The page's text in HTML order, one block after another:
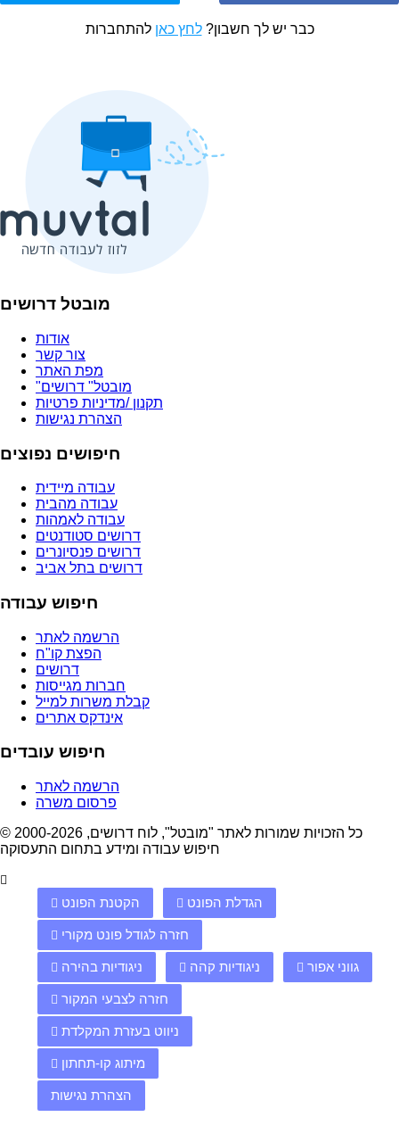
כבר יש לך חשבון?לחץ כאן להתחברות
מובטל דרושים
אודות
צור קשר
מפת האתר
"מובטל" דרושים
תקנון /מדיניות פרטיות
הצהרת נגישות
חיפושים נפוצים
עבודה מיידית
עבודה מהבית
עבודה לאמהות
דרושים סטודנטים
דרושים פנסיונרים
דרושים בתל אביב
חיפוש עבודה
הרשמה לאתר
הפצת קו"ח
דרושים
חברות מגייסות
קבלת משרות למייל
אינדקס אתרים
חיפוש עובדים
הרשמה לאתר
פרסום משרה
© 2000-2026 כל הזכויות שמורות לאתר "מובטל", לוח דרושים,
חיפוש עבודה ומידע בתחום התעסוקה
הקטנת הפונט הגדלת הפונט
חזרה לגודל פונט מקורי
ניגודיות בהירה ניגודיות קהה גווני אפור
חזרה לצבעי המקור
ניווט בעזרת המקלדת
מיתוג קו-תחתון
הצהרת נגישות